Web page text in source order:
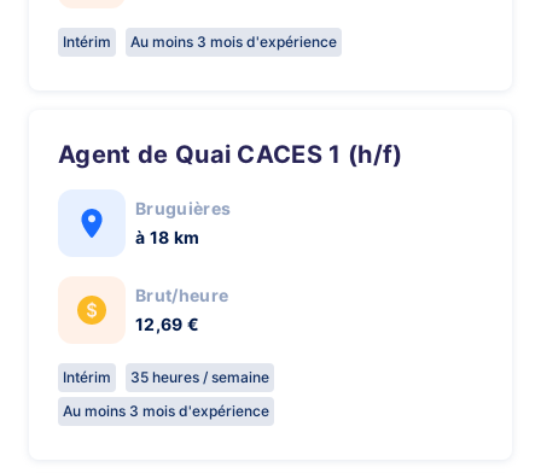
Intérim Au moins 3 mois d'expérience
Agent de Quai CACES 1 (h/f)
Bruguières
à 18 km
Brut/heure
12,69 €
Intérim
35 heures / semaine
Au moins 3 mois d'expérience